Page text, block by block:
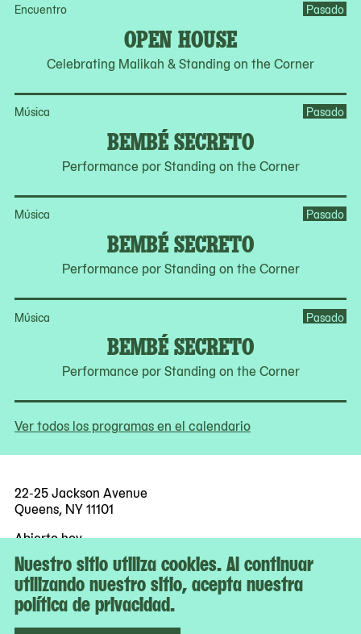
Encuentro
OPEN HOUSE
Celebrating Malikah & Standing on the Corner
Pasado
Música
BEMBÉ SECRETO
Performance por Standing on the Corner
Pasado
Música
BEMBÉ SECRETO
Performance por Standing on the Corner
Pasado
Música
BEMBÉ SECRETO
Performance por Standing on the Corner
Pasado
Ver todos los programas en el calendario
Nuestro sitio utiliza cookies. Al continuar
utilizando nuestro sitio, acepta nuestra
política de privacidad.
22-25 Jackson Avenue
Queens, NY 11101
Abierto hoy
12–6 p.m.
Entrada gratuita para todes
Más